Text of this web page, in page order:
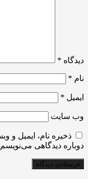
دیدگاه *
نام *
ایمیل *
وب‌ سایت
ذخیره نام، ایمیل و
دوباره دیدگاهی